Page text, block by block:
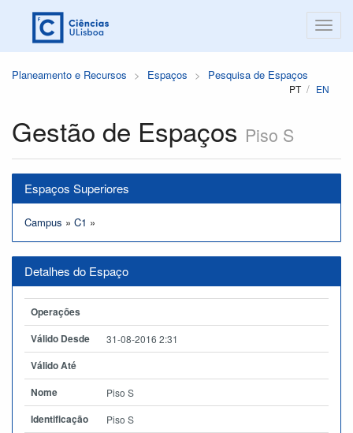
Planeamento e Recursos Espaços Pesquisa de Espaços
PT EN
Gestão de Espaços Piso S
Espaços Superiores
Campus » C1 »
Detalhes do Espaço
Operações
Válido Desde
31-08-2016 2:31
Válido Até
Nome
Piso S
Identificação Piso S